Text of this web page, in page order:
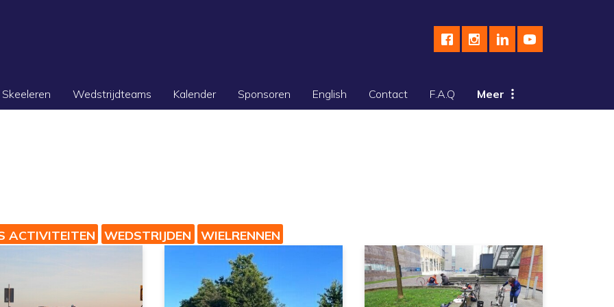
Skeeleren Wedstrijdteams Kalender Sponsoren English Contact F.A.Q Meer
ACTIVITEITEN WEDSTRIJDEN WIELRENNEN